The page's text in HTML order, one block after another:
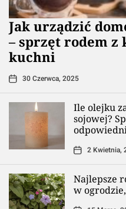
​Jak urządzić
– sprzęt rodem
kuchni
30 Czerwca, 2025
Ile olejku
sojowej?
2 Kwietnia,
Najlepsze
w